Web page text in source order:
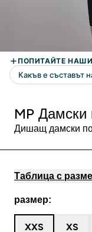
MP Дамски
Дишащ дамски
Таблица с
размер:
XXS XS